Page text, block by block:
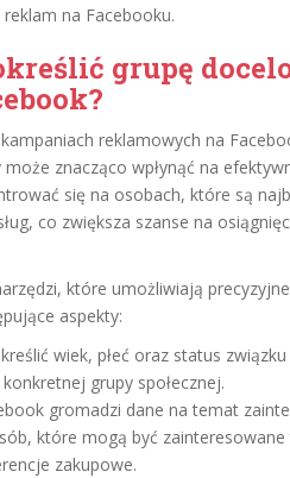
na Facebooku.
grupę
reklamowych na
znacząco wpłynąć na
się na osobach, które są
co zwiększa szanse na
które umożliwiają
aspekty:
wiek, płeć oraz status
grupy społecznej.
gromadzi dane na temat
które mogą być
zakupowe.